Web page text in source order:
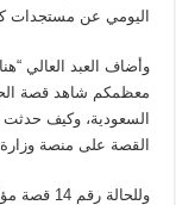
اليومي عن مستجدات
وأضاف العبد العالي
السعودية، وكيف
القصة على منصة
وللحالة